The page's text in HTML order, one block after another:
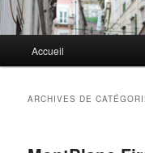
principal
Accueil
ARCHIVES DE